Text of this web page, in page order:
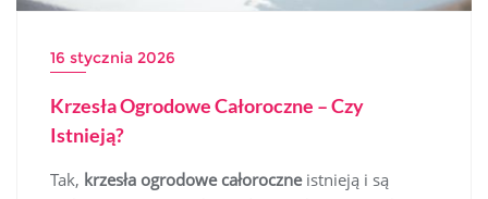
16 stycznia 2026
Krzesła Ogrodowe Całoroczne – Czy
Istnieją?
Tak, krzesła ogrodowe całoroczneistnieją i są